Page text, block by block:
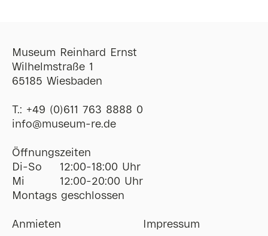
Museum Reinhard Ernst
Wilhelmstraße 1
65185 Wiesbaden
T.: +49 (0)611 763 8888 0
ofni@museum-re de
Öffnungszeiten
Di-So
12:00-18:00 Uhr
Mi
12:00-20:00 Uhr
Montags geschlossen
Anmieten Impressum